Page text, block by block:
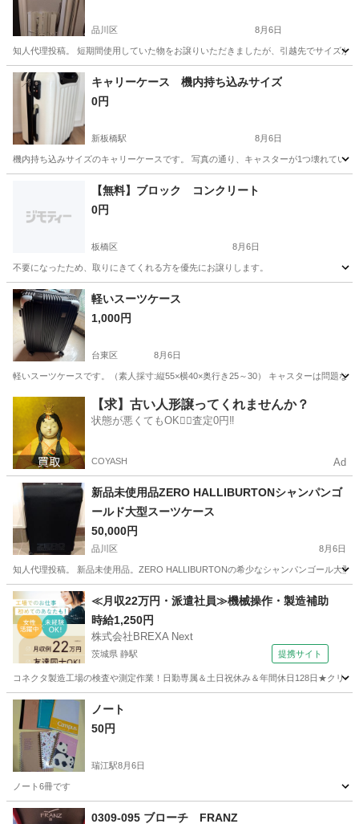
品川区 8月6日
知人代理投稿。 短期間使用していた物をお譲りいただきましたが、引越先でサイズ
東京 品川区 その他 ブラインド
キャリーケース 機内持ち込みサイズ
0円
新板橋駅 8月6日
機内持ち込みサイズのキャリーケースです。 写真の通り、キャスターが1つ壊れてい
新板橋駅 その他
【無料】ブロック コンクリート
0円
板橋区 8月6日
不要になったため、取りにきてくれる方を優先にお譲りします。
東京 板橋区 コンクリート
軽いスーツケース
1,000円
台東区 8月6日
軽いスーツケースです。（素人採寸:縦55×横40×奥行き25～30） キャスターは問題な
その他
【求】古い人形譲ってくれませんか？
状態が悪くてもOK🙆‍♀️査定0円‼️
COYASH Ad
新品未使用品ZERO HALLIBURTONシャンパンゴ
ールド大型スーツケース
50,000円
品川区 8月6日
知人代理投稿。 新品未使用品。ZERO HALLIBURTONの希少なシャンパンゴール大
東京 品川区 その他
≪月収22万円・派遣社員≫機械操作・製造補助
時給1,250円
株式会社BREXA Next
茨城県 静駅 提携サイト
コネクタ製造工場の検査や測定作業！日勤専属＆土日祝休み＆年間休日128日★クリ
茨城 常陸大宮市ノート
50円
瑞江駅8月6日
ノート6冊です
東京 江戸川区 0309-095 ブローチ FRANZ